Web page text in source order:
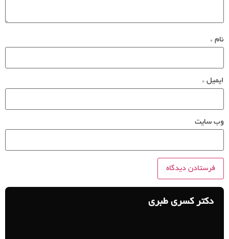
نام *
ایمیل *
وب‌ سایت
دکتر کسری طبری